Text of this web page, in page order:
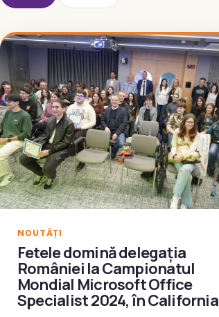
NOUTĂȚI
Fetele domină delegația
României la Campionatul
Mondial Microsoft Office
Specialist 2024, în California